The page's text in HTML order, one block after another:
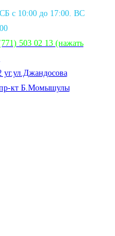
с 10:00 до 17:00. ВС
503 02 13 (нажать
уг.ул.Джандосова
кт Б.Момышулы